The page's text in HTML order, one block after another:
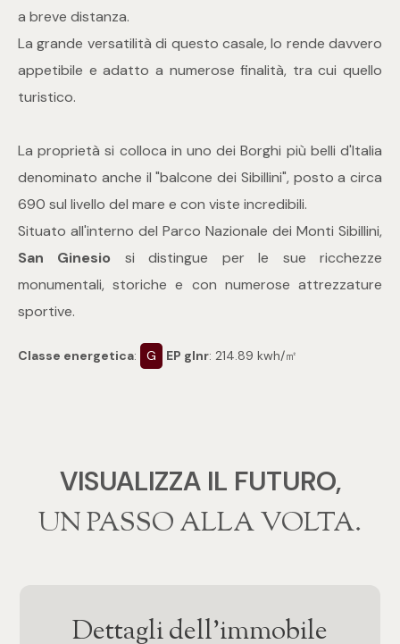
a breve distanza.
La grande versatilità di questo casale, lo rende davvero
appetibile e adatto a numerose finalità, tra cui quello
turistico.
La proprietà si colloca in uno dei Borghi più belli d'Italia
denominato anche il "balcone dei Sibillini", posto a circa
690 sul livello del mare e con viste incredibili.
Situato all'interno del Parco Nazionale dei Monti Sibillini,
San Ginesio si distingue per le sue ricchezze
monumentali, storiche e con numerose attrezzature
sportive.
Classe energetica: G EP glnr: 214.89 kwh/㎡
VISUALIZZA IL FUTURO,
‍‍UN PASSO ALLA VOLTA.
Dettagli dell'immobile
Bagni
Qualsiasi
2
5
Qualsiasi